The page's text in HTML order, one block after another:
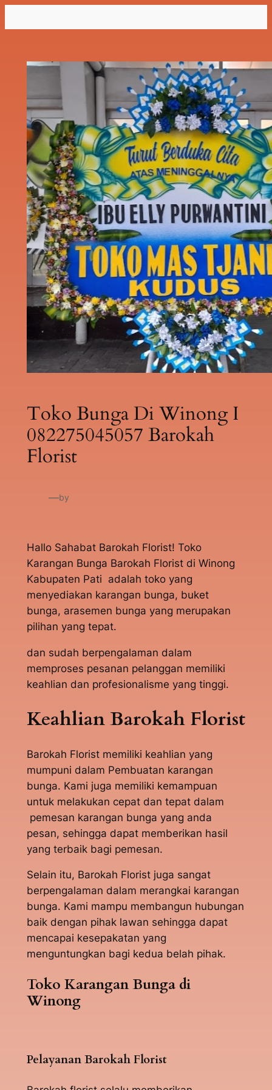
ke
Toko Bunga Di Winong I
082275045057 Barokah
Florist
—by
Hallo Sahabat Barokah Florist! Toko
Karangan Bunga Barokah Florist di Winong
Kabupaten Pati adalah toko yang
menyediakan karangan bunga, buket
bunga, arasemen bunga yang merupakan
pilihan yang tepat.
dan sudah berpengalaman dalam
memproses pesanan pelanggan memiliki
keahlian dan profesionalisme yang tinggi.
Keahlian Barokah Florist
Barokah Florist memiliki keahlian yang
mumpuni dalam Pembuatan karangan
bunga. Kami juga memiliki kemampuan
untuk melakukan cepat dan tepat dalam
pemesan karangan bunga yang anda
pesan, sehingga dapat memberikan hasil
yang terbaik bagi pemesan.
Selain itu, Barokah Florist juga sangat
berpengalaman dalam merangkai karangan
bunga. Kami mampu membangun hubungan
baik dengan pihak lawan sehingga dapat
mencapai kesepakatan yang
menguntungkan bagi kedua belah pihak.
Toko Karangan Bunga di
Winong
Pelayanan Barokah Florist